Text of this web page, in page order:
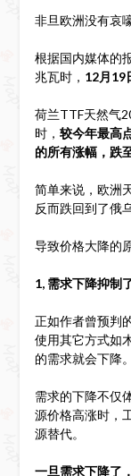
非旦欧洲没有哀
根据国内媒体的
兆瓦时， 12月19
荷兰TTF天然气
时， 较今年最高
的所有涨幅，跌
简单来说，欧洲
反而跌回到了俄
导致价格大降的
1, 需求下降抑制
正如作者曾预判
使用其它方式如
的需求就会下降。
需求的下降不仅
源价格高涨时，
源替代。
一旦需求下降了